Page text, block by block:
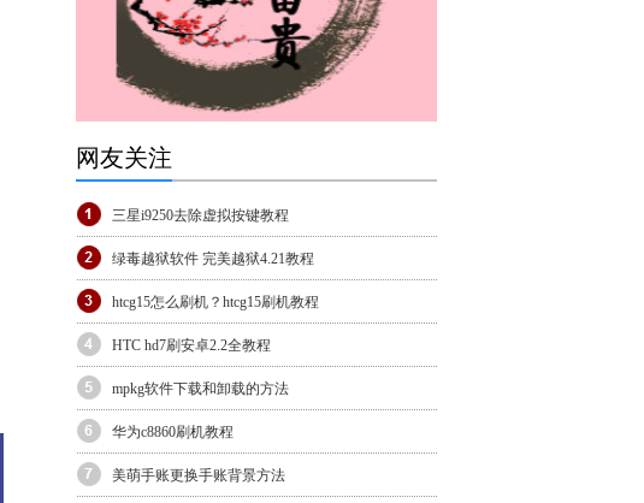
网友关注
三星i9250去除虚拟按键教程
绿毒越狱软件 完美越狱4.21教程
htcg15怎么刷机？htcg15刷机教程
HTC hd7刷安卓2.2全教程
mpkg软件下载和卸载的方法
华为c8860刷机教程
美萌手账更换手账背景方法